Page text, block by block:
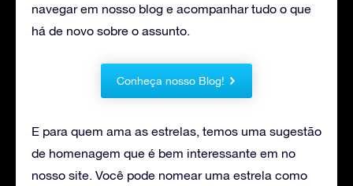
navegar em nosso blog e acompanhar tudo o que
há de novo sobre o assunto.
Conheça nosso Blog!
E para quem ama as estrelas, temos uma sugestão
de homenagem que é bem interessante em no
nosso site. Você pode nomear uma estrela como